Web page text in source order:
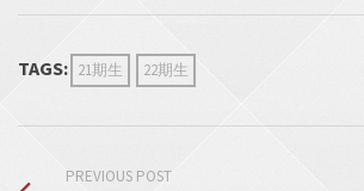
TAGS: 21期生 22期生
PREVIOUS POST